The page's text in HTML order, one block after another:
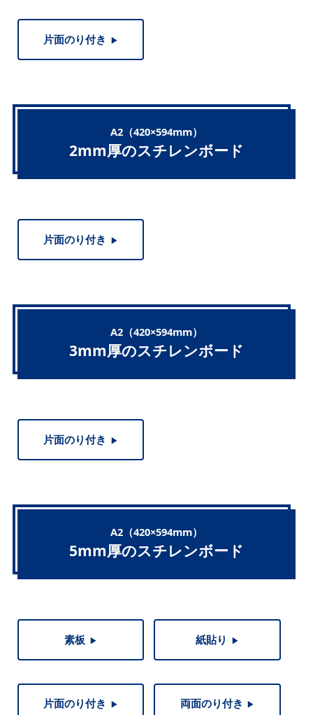
片面のり付き ▶︎
A2（420×594mm）
2mm厚のスチレンボード
片面のり付き ▶︎
A2（420×594mm）
3mm厚のスチレンボード
片面のり付き ▶︎
A2（420×594mm）
5mm厚のスチレンボード
素板 ▶︎ 紙貼り ▶︎
片面のり付き ▶︎ 両面のり付き ▶︎